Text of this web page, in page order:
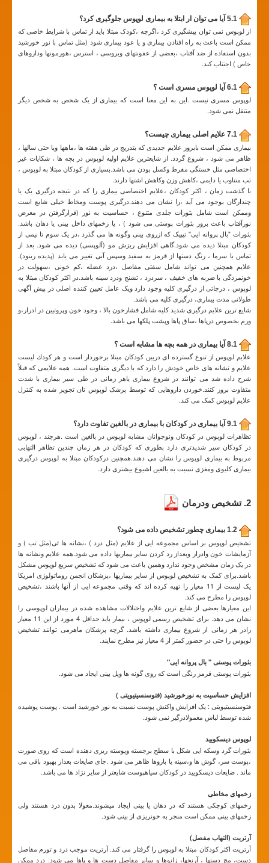
از لوپوس نمی توان پیشگیری کرد ،اگرچه ،کودک مبتلا باید از تماس با شرایط خاصی که
ممکن است باعث به راه افتادن بیماری و یا عود بیماری شود (مثل تماس با نور خورشید
بدون استفاده از ضد آفتاب ،بعضی از عفونتهای ویروسی ، استرس ،هورمونها وداروهای
خاص ) اجتناب کند.
لوپوس مسری نیست .این به این معنا است که بیماری از یک شخص به شخص دیگر
منتقل نمی شود.
بیماری ممکن است بابروز علایم جدیدی که بتدریج در طی هفته ها ،ماهها ویا حتی سالها ،
ظاهر می شود ، شروع گردد. از شایعترین علایم اولیه لوپوس در بچه ها ، شکایات غیر
اختصاصی مثل خستگی مفرط وکسل بودن می باشد.بسیاری از کودکان مبتلا به لوپوس ،
تب متناوب یا دایمی ،کاهش وزن وکاهش اشتها دارند.
با گذشت زمان ، اکثر کودکان ،علایم اختصاصی بیماری را که در نتیجه درگیری یک یا
چندارگان بوجود می آید ،را نشان می دهند.درگیری پوست ومخاط خیلی شایع است
وممکن است شامل بثورات جلدی متنوع ، حساسیت به نور (قرارگرفتن در معرض
نورآفتاب باعث بروز بثورات پوستی می شود ) ، یا زخمهای داخل بینی یا دهان باشد.
بثورات "بال پروانه ایی" تیپیک که ازروی بینی وگونه ها می گذرد ،در یک سوم تا نیمی از
کودکان مبتلا دیده می شود.گاهی افزایش ریزش مو (آلوپسی) دیده می شود. بعد از
تماس با سرما ، رنگ دستها از قرمز به سفید وسپس آبی تغییر می یابد (پدیده رینود).
علایم همچنین می تواند شامل سفتی مفاصل ،درد عضله ،کم خونی ،سهولت در
خونمردگی با ضربه های خفیف ، سردرد ، تشنج ودرد سینه باشد.در اکثر کودکان مبتلا به
لوپوس ، درجاتی از درگیری کلیه وجود دارد ویک عامل تعیین کننده اصلی در پیش آگهی
طولانی مدت بیماری، درگیری کلیه می باشد.
شایع ترین علایم درگیری شدید کلیه شامل فشارخون بالا ، وجود خون وپروتیین در ادرار،و
ورم بخصوص درپاها ،ساق پاها وپشت پلکها می باشد.
علایم لوپوس از تنوع گسترده ای دربين کودکان مبتلا برخوردار است و هر کودك لیست
علايم و نشانه های خاص خودش را دارد که با ديگری متفاوت است. همه علايمی که قبلاً
شرح داده شد می توانند در شروع بيماری ياهر زمانی در طی سير بيماری با شدت
متفاوت بروز کنند.خوردن داروهایی که توسط پزشک لوپوس تان تجویز شده به کنترل
علایم لوپوس کمک می کند.
تظاهرات لوپوس در کودکان ونوجوانان مشابه لوپوس در بالغین است .هرچند ، لوپوس
در کودکان سیر شدیدتری دارد بطوری که کودکان در هر زمان چندین تظاهر التهابی
مربوط به بیماری لوپوس را نشان می دهند.همچنین درکودکان مبتلا به لوپوس درگیری
بیماری کلیوی ومغزی نسبت به بالغین اشیوع بیشتری دارد.
2. تشخیص ودرمان
تشخیص لوپوس بر اساس مجموعه ایی از علایم (مثل درد ) ،نشانه ها ئی(مثل تب ) و
آزمایشات خون وادرار وبعداز رد کردن سایر بیماریها داده می شود.همه علایم ونشانه ها
در یک زمان مشخص وجود ندارد وهمین باعث می شود که تشخیص سریع لوپوس مشکل
باشد.برای کمک به تشخیص لوپوس از سایر بیماریها ،پزشکان انجمن روماتولوژی امریکا
یک لیست از 11 معیار را تهیه کرده اند که وقتی مجموعه ایی از آنها باشند ،تشخیص
لوپوس را مطرح می کند.
این معیارها بعضی از شایع ترین علایم واختلالات مشاهده شده در بیماران لوپوسی را
نشان می دهد. برای تشخیص رسمی لوپوس ، بیمار باید حداقل 4 مورد از این 11 معیار
رادر هر زمانی از شروع بیماری داشته باشد. گرچه پزشکان ماهرمی توانند تشخیص
لوپوس را حتی در حضور کمتر از 4 معیار نیز مطرح نمایند.
بثورات پوستی " بال پروانه ایی"
بثورات پوستی قرمز رنگی است که روی گونه ها وپل بینی ایجاد می شود.
افزایش حساسیت به نورخورشید (فتوسنسیتیویتی )
فتوسنسیتیویتی : یک افزایش واکنش پوست نسبت به نور خورشید است . پوست پوشیده
شده توسط لباس معمولادرگیر نمی شود.
لوپوس دیسکویید
بثورات گرد وسکه ایی شکل با سطح برجسته وپوسته ریزی دهنده است که روی صورت
،پوست سر، گوش ها و،سینه یا بازوها ظاهر می شود .جای ضایعات بعداز بهبود باقی می
ماند . ضایعات دیسکویید در کودکان سیاهپوست شایعتر از سایر نژاد ها می باشد.
زخمهای مخاطی
زخمهای کوچکی هستند که در دهان یا بینی ایجاد میشوند.معولا بدون درد هستند ولی
زخمهای بینی ممکن است منجر به خونریزی از بینی شود.
آرتریت (التهاب مفصل)
آرتریت اکثر کودکان مبتلا به لوپوس را گرفتار می کند. آرتريت موجب درد و تورم مفاصل
دست، مچ دستها ، آرنجها، زانوها و ساير مفاصل دست ها و پاها مي شود. درد ممكن